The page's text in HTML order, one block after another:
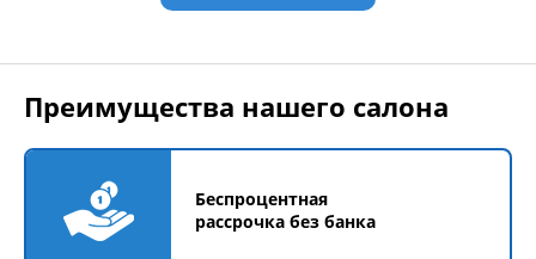
Преимущества нашего салона
Беспроцентная
рассрочка без банка